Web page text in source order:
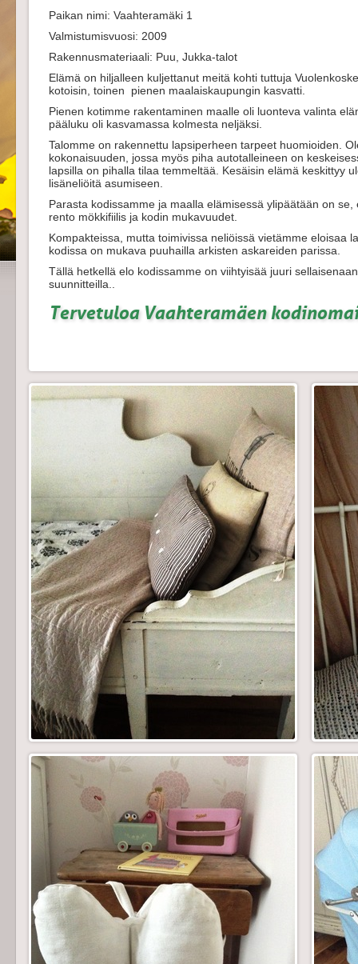
Paikan nimi: Vaahteramäki 1
Valmistumisvuosi: 2009
Rakennusmateriaali: Puu, Jukka-talot
Elämä on hiljalleen kuljettanut meitä kohti tuttuja
kotoisin, toinen pienen maalaiskaupungin kasvatti.
Pienen kotimme rakentaminen maalle oli luonteva valinta
pääluku oli kasvamassa kolmesta neljäksi.
Talomme on rakennettu lapsiperheen tarpeet huomioiden.
kokonaisuuden, jossa myös piha autotalleineen on
lapsilla on pihalla tilaa temmeltää. Kesäisin elämä keskittyy
lisäneliöitä asumiseen.
Parasta kodissamme ja maalla elämisessä ylipäätään on
rento mökkifiilis ja kodin mukavuudet.
Kompakteissa, mutta toimivissa neliöissä vietämme eloisaa
kodissa on mukava puuhailla arkisten askareiden parissa.
Tällä hetkellä elo kodissamme on viihtyisää juuri
suunnitteilla..
Tervetuloa Vaahteramäen